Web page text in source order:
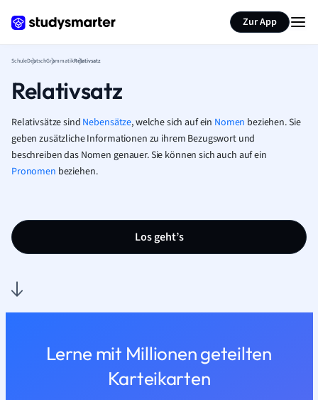
Zur App
SchuleDeutschGrammatikRelativsatz
Relativsatz
Relativsätze sind Nebensätze, welche sich auf ein Nomen beziehen. Sie
geben zusätzliche Informationen zu ihrem Bezugswort und
beschreiben das Nomen genauer. Sie können sich auch auf ein
Pronomen beziehen.
Los geht’s
Lerne mit Millionen geteilten
Karteikarten
Seite zusammenfassen